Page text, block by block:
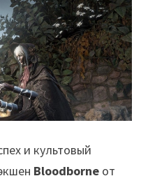
и культовый
Bloodborne от